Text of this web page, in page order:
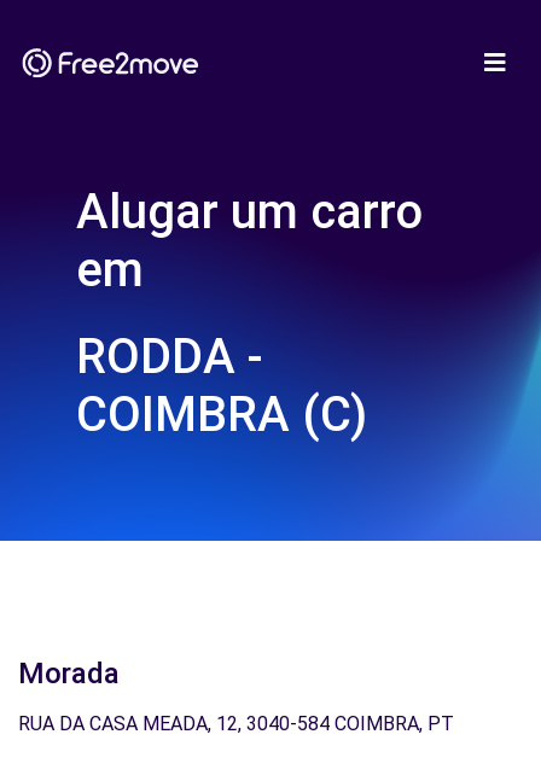
Alugar um carro
em
RODDA -
COIMBRA (C)
Morada
RUA DA CASA MEADA, 12, 3040-584 COIMBRA, PT